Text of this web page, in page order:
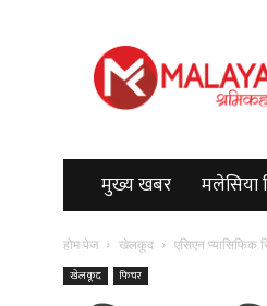
Malayakhabar
मुख्य खबर मलेसिया
होम पेज खेलकूद एसिएन प्यासिफिक
खेलकूद फिचर